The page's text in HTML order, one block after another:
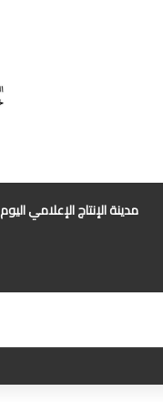
مدينة الإنتاج الإعلامي اليوم